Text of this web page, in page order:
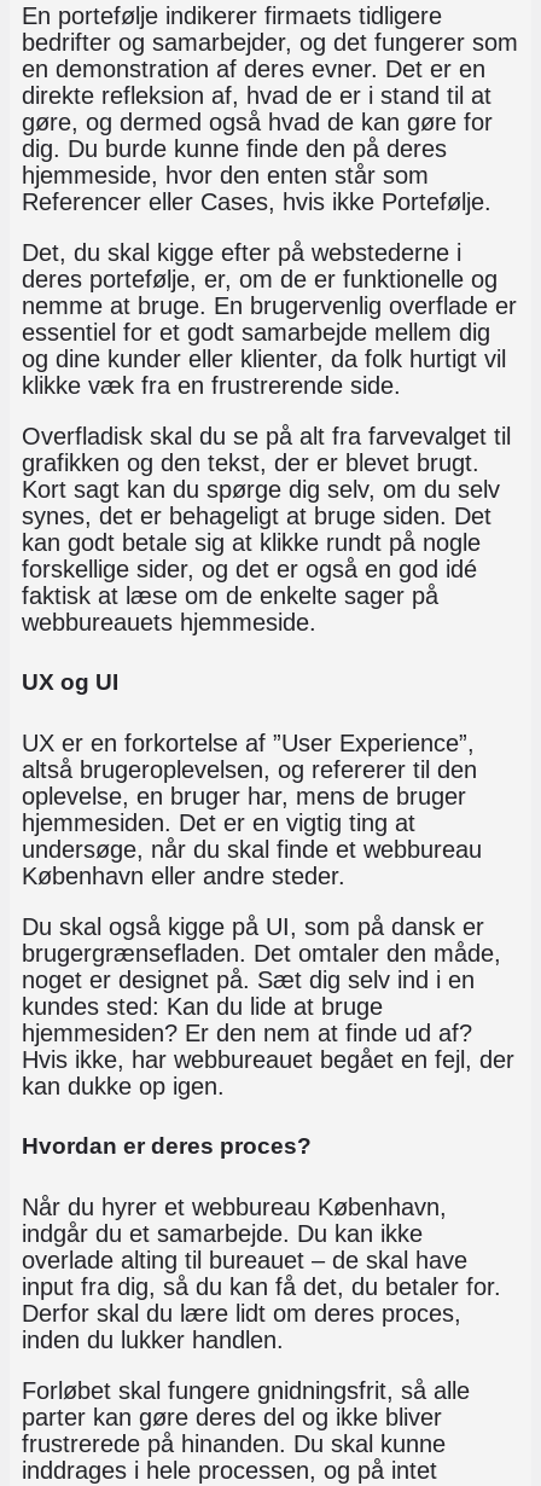
En portefølje indikerer firmaets tidligere
bedrifter og samarbejder, og det fungerer som
en demonstration af deres evner. Det er en
direkte refleksion af, hvad de er i stand til at
gøre, og dermed også hvad de kan gøre for
dig. Du burde kunne finde den på deres
hjemmeside, hvor den enten står som
Referencer eller Cases, hvis ikke Portefølje.
Det, du skal kigge efter på webstederne i
deres portefølje, er, om de er funktionelle og
nemme at bruge. En brugervenlig overflade er
essentiel for et godt samarbejde mellem dig
og dine kunder eller klienter, da folk hurtigt vil
klikke væk fra en frustrerende side.
Overfladisk skal du se på alt fra farvevalget til
grafikken og den tekst, der er blevet brugt.
Kort sagt kan du spørge dig selv, om du selv
synes, det er behageligt at bruge siden. Det
kan godt betale sig at klikke rundt på nogle
forskellige sider, og det er også en god idé
faktisk at læse om de enkelte sager på
webbureauets hjemmeside.
UX og UI
UX er en forkortelse af ”User Experience”,
altså brugeroplevelsen, og refererer til den
oplevelse, en bruger har, mens de bruger
hjemmesiden. Det er en vigtig ting at
undersøge, når du skal finde et webbureau
København eller andre steder.
Du skal også kigge på UI, som på dansk er
brugergrænsefladen. Det omtaler den måde,
noget er designet på. Sæt dig selv ind i en
kundes sted: Kan du lide at bruge
hjemmesiden? Er den nem at finde ud af?
Hvis ikke, har webbureauet begået en fejl, der
kan dukke op igen.
Hvordan er deres proces?
Når du hyrer et webbureau København,
indgår du et samarbejde. Du kan ikke
overlade alting til bureauet – de skal have
input fra dig, så du kan få det, du betaler for.
Derfor skal du lære lidt om deres proces,
inden du lukker handlen.
Forløbet skal fungere gnidningsfrit, så alle
parter kan gøre deres del og ikke bliver
frustrerede på hinanden. Du skal kunne
inddrages i hele processen, og på intet